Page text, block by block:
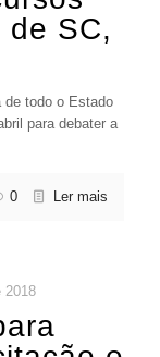
SC,
de todo o Estado
para debater a
0 Ler mais
2018